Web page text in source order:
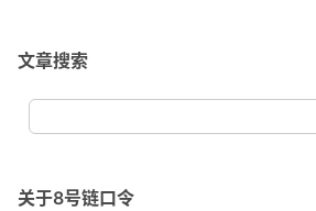
文章搜索
关于8号链口令